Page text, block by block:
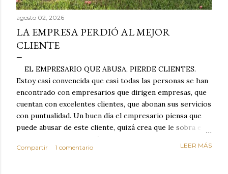
agosto 02, 2026
LA EMPRESA PERDIÓ AL MEJOR
CLIENTE
EL EMPRESARIO QUE ABUSA, PIERDE CLIENTES.
Estoy casi convencida que casi todas las personas se han
encontrado con empresarios que dirigen empresas, que
cuentan con excelentes clientes, que abonan sus servicios
con puntualidad. Un buen día el empresario piensa que
puede abusar de este cliente, quizá crea que le sobra el
dinero porque la mayoría de los otros pagan mal y
tarde y en ocasiones ni abonan los servicios. Cuando una
Compartir 1 comentario LEER MÁS